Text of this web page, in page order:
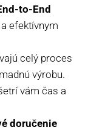
to-End
efektívnym
celý proces
výrobu.
vám čas a
doručenie